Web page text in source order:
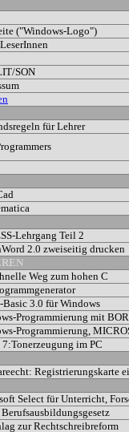
("Windows-Logo")
SON
für Lehrer
Lehrgang Teil 2
2.0 zweiseitig drucken
Weg zum hohen C
Basic 3.0 für Windows
Programmierung mit
Programmierung,
im PC
Registrierungskarte
Select für Unterricht,
Berufsausbildungsgesetz
zur Rechtschreibreform